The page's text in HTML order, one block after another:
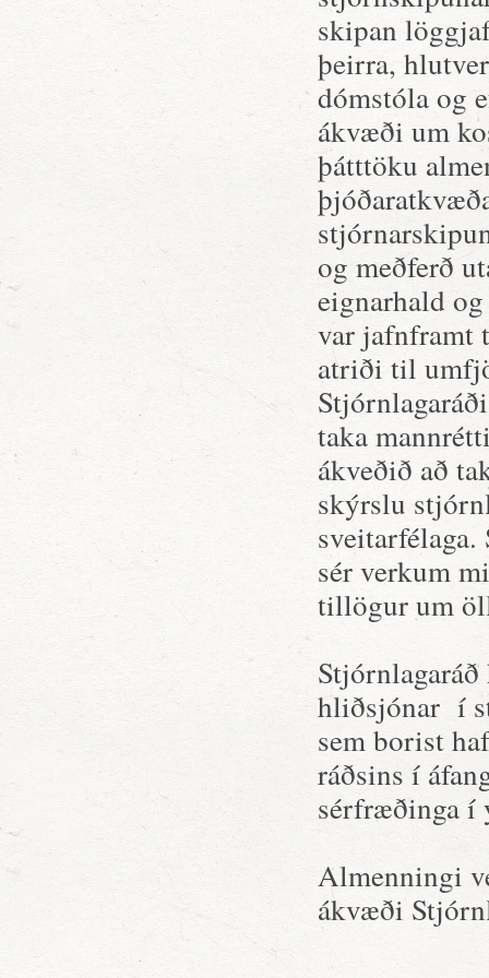
skipan
þeirra,
dómstóla og
ákvæði um
þátttöku
og meðferð
eignarhald
var jafnframt
atriði til
taka
ákveðið að
skýrslu
sér verkum
tillögur um
hliðsjónar í
sem borist
ráðsins í
sérfræðinga í
Almenningi
ákvæði